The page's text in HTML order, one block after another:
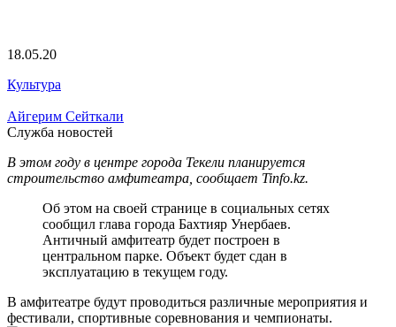
18.05.20
Культура
Айгерим Сейткали
Служба новостей
В этом году в центре города Текели планируется
строительство амфитеатра, сообщает Tinfo.kz.
Об этом на своей странице в социальных сетях
сообщил глава города Бахтияр Унербаев.
Античный амфитеатр будет построен в
центральном парке. Объект будет сдан в
эксплуатацию в текущем году.
В амфитеатре будут проводиться различные мероприятия и
фестивали, спортивные соревнования и чемпионаты.